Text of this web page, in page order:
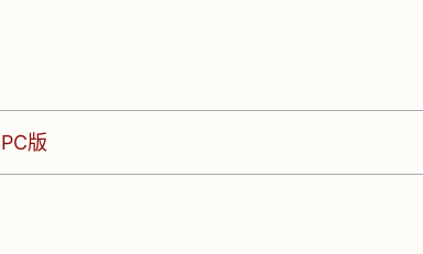
PC版